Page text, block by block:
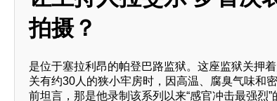
拍摄？
是位于塞拉利昂的帕登巴路监狱。这座监狱关押
关有约30人的狭小牢房时，因高温、腐臭气味和
前坦言，那是他录制该系列以来“感官冲击最强烈”